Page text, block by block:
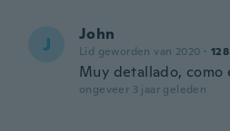
J John
Lid geworden van 2020 · 128
Muy detallado, como
ongeveer 3 jaar geleden